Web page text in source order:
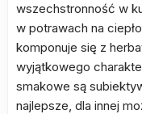
wszechstronność w
w potrawach na
komponuje się z
wyjątkowego
smakowe są
najlepsze, dla innej